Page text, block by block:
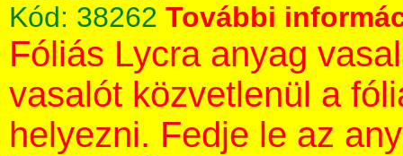
Kód: 38262 További
Fóliás Lycra anyag
vasalót közvetlenül a
helyezni. Fedje le az